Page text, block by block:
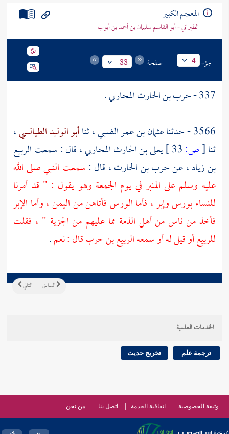
المعجم الكبير
الطبراني - أبو القاسم سليمان بن أحمد بن أيوب
جزء 4 صفحة 33
337 - حرب بن الحارث المحاربي .
3566 - حدثنا
عثمان بن عمر الضبي، ثناأبو الوليد الطيالسي،
ثنا[ص: يعلى بن الحارث المحاربي، قال : سمعتالربيع
بن زياد، عنحرب بن الحارث، قال :سمعت النبي صلى الله
عليه وسلم على المنبر في يوم الجمعة وهو يقول : " قد أمرنا
للنساء بورس وإبر ، فأما الورس فأتاهن من اليمن ، وأما الإبر
فأخذ من ناس منأهل الذمة مما عليهم من الجزية " ، فقلت
للربيعأو قيل له أو سمعهالربيع بن حربقال : نعم.
التالي السابق
الخدمات العلمية
ترجمة علم تخريج حديث
وثيقة الخصوصية اتفاقية الخدمة اتصل بنا من نحن